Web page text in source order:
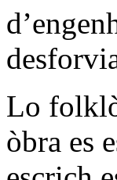
Lo
òbra es